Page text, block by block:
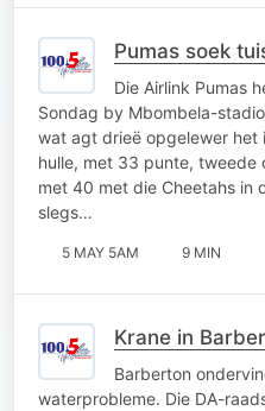
Pumas soek
Die Airlink Pumas
Sondag by Mbombela-
wat agt drieë opgelewer het
hulle, met 33 punte, tweede
met 40 met die Cheetahs in
slegs…
5 MAY 5AM 9 MIN
Krane in
Barberton
waterprobleme. Die DA-